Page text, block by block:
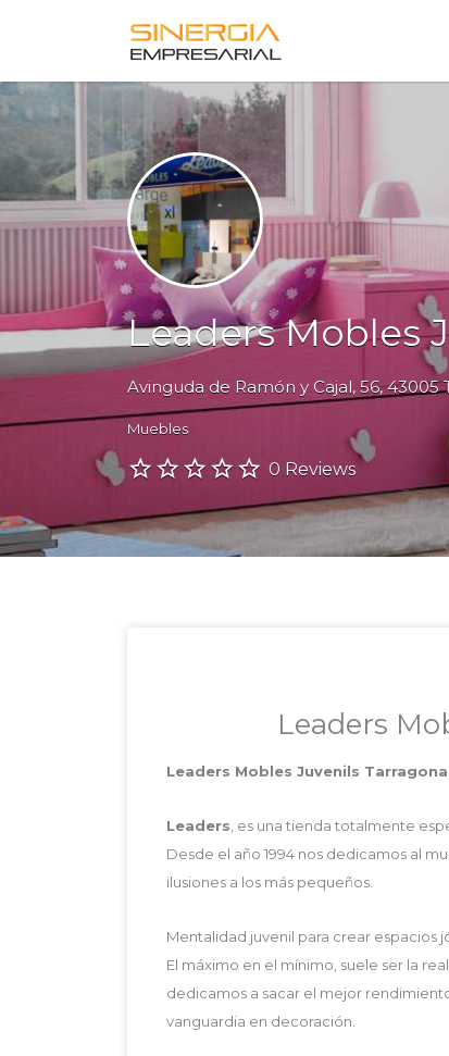
Buscar
por:
Leaders Mobles
Avinguda de Ramón y Cajal, 56, 43005
Muebles
0 Reviews
Leaders
Leaders Mobles Juvenils
Leaders , es una tienda totalmente
Desde el año 1994 nos dedicamos al
ilusiones a los más pequeños.
Mentalidad juvenil para crear espacios
El máximo en el mínimo, suele ser la
dedicamos a sacar el mejor
vanguardia en decoración.